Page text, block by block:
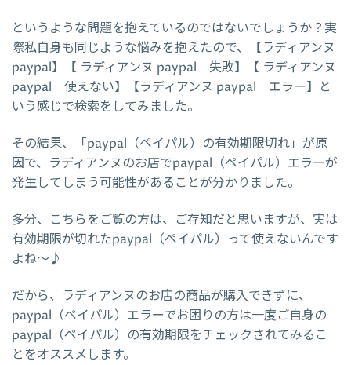
というような問題を抱えているのではないでしょうか？実
際私自身も同じような悩みを抱えたので、【ラディアンヌ
paypal】【 ラディアンヌ paypal 失敗】【 ラディアンヌ
paypal 使えない】【ラディアンヌ paypal エラー】と
いう感じで検索をしてみました。
その結果、「paypal（ペイパル）の有効期限切れ」が原
因で、ラディアンヌのお店でpaypal（ペイパル）エラーが
発生してしまう可能性があることが分かりました。
多分、こちらをご覧の方は、ご存知だと思いますが、実は
有効期限が切れたpaypal（ペイパル）って使えないんです
よね～♪
だから、ラディアンヌのお店の商品が購入できずに、
paypal（ペイパル）エラーでお困りの方は一度ご自身の
paypal（ペイパル）の有効期限をチェックされてみるこ
とをオススメします。